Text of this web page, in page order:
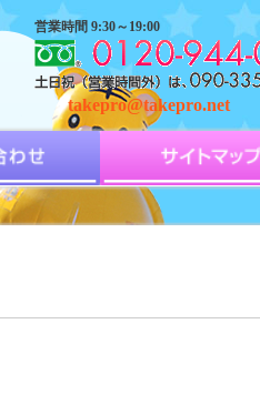
営業時間 9:30～19:00
takepro@takepro.net